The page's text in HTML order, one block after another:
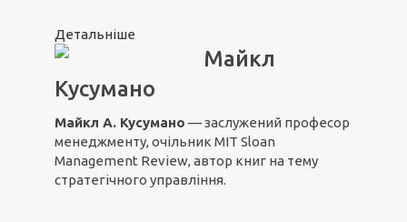
Детальніше
Майкл
Кусумано
Майкл А. Кусумано — заслужений професор
менеджменту, очільник MIT Sloan
Management Review, автор книг на тему
стратегічного управління.